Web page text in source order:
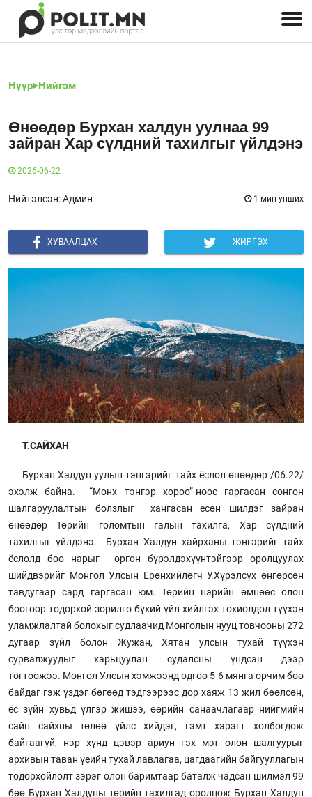
Нүүр Нийгэм
Өнөөдөр Бурхан халдун уулнаа 99
зайран Хар сүлдний тахилгыг үйлдэнэ
2026-06-22
Нийтэлсэн: Админ 1 мин унших
ХУВААЛЦАХ ЖИРГЭХ
Т.САЙХАН
Бурхан Халдун уулын тэнгэрийг тайх ёслол өнөөдөр /06.22/
эхэлж байна. “Мөнх тэнгэр хороо”-ноос гаргасан сонгон
шалгаруулалтын болзлыг хангасан есөн шилдэг зайран
өнөөдөр Төрийн голомтын галын тахилга, Хар сүлдний
тахилгыг үйлдэнэ. Бурхан Халдун хайрханы тэнгэрийг тайх
ёслолд бөө нарыг өргөн бүрэлдэхүүнтэйгээр оролцуулах
шийдвэрийг Монгол Улсын Ерөнхийлөгч У.Хүрэлсүх өнгөрсөн
тавдугаар сард гаргасан юм. Төрийн нэрийн өмнөөс олон
бөөгөөр тодорхой зорилго бүхий үйл хийлгэх тохиолдол түүхэн
уламжлалтай болохыг судлаачид Монголын нууц товчооны 272
дугаар зүйл болон Жужан, Хятан улсын тухай түүхэн
сурвалжуудыг харьцуулан судалсны үндсэн дээр
тогтоожээ. Монгол Улсын хэмжээнд өдгөө 5-6 мянга орчим бөө
байдаг гэж үздэг бөгөөд тэдгээрээс дор хаяж 13 жил бөөлсөн,
ёс зүйн хувьд үлгэр жишээ, өөрийн санаачлагаар нийгмийн
сайн сайхны төлөө үйлс хийдэг, гэмт хэрэгт холбогдож
байгаагүй, нэр хүнд цэвэр ариун гэх мэт олон шалгуурыг
архивын таван үеийн тухай лавлагаа, цагдаагийн байгууллагын
тодорхойлолт зэрэг олон баримтаар баталж чадсан шилмэл 99
бөө Бурхан Халдуны төрийн тахилгад оролцож Бурхан Халдун